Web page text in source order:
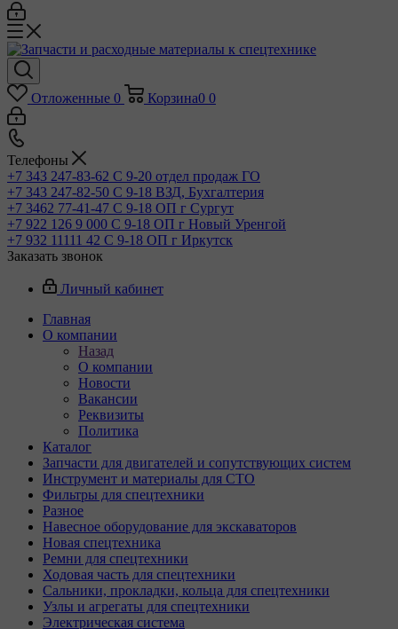
Отложенные 0 Корзина0 0
Телефоны
+7 343 247-83-62 С 9-20 отдел продаж ГО
+7 343 247-82-50 С 9-18 ВЗД, Бухгалтерия
+7 3462 77-41-47 С 9-18 ОП г Сургут
+7 922 126 9 000 С 9-18 ОП г Новый Уренгой
+7 932 11111 42 С 9-18 ОП г Иркутск
Заказать звонок
Личный кабинет
Главная
О компании
Назад
О компании
Новости
Вакансии
Реквизиты
Политика
Каталог
Запчасти для двигателей и сопутствующих систем
Инструмент и материалы для СТО
Фильтры для спецтехники
Разное
Навесное оборудование для экскаваторов
Новая спецтехника
Ремни для спецтехники
Ходовая часть для спецтехники
Сальники, прокладки, кольца для спецтехники
Узлы и агрегаты для спецтехники
Электрическая система